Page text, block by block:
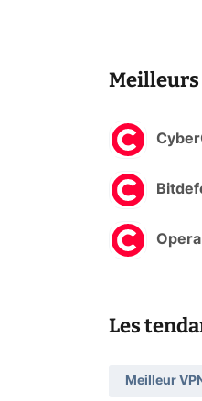
Opera
Les
Meilleur